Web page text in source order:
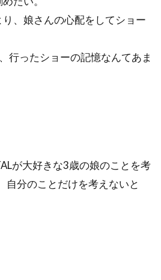
、娘さんの心配をしてショー
行ったショーの記憶なんてあま
が大好きな3歳の娘のことを考
自分のことだけを考えないと